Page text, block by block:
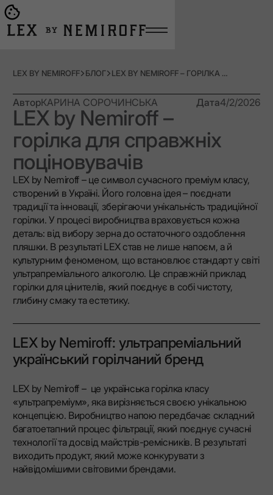
Go to main page
LEX BY NEMIROFF БЛОГ LEX BY NEMIROFF – ГОРІЛКА ДЛЯ СПРАВЖНІХ ПОЦІНОВУВАЧІВ
АвторКАРИНА СОРОЧИНСЬКА Дата4/2/2026
LEX by Nemiroff –
горілка для справжніх
поціновувачів
LEX by Nemiroff – це символ сучасного преміум класу,
створений в Україні. Його головна ідея – поєднати
традиції та інновації, зберігаючи унікальність традиційної
горілки. У процесі виробництва враховується кожна
деталь: від вибору зерна до остаточного оздоблення
пляшки. В результаті LEX став не лише напоєм, а й
культурним феноменом, що встановлює стандарт у світі
ультрапреміального алкоголю. Це справжній приклад
горілки для цінителів, який поєднує в собі чистоту,
глибину смаку та естетику.
LEX by Nemiroff: ультрапреміальний
український горілчаний бренд
LEX by Nemiroff – це українська горілка класу
«ультрапреміум», яка вирізняється своєю унікальною
концепцією. Виробництво напою передбачає складний
багатоетапний процес фільтрації, який поєднує сучасні
технології та досвід майстрів-ремісників. В результаті
виходить продукт, який може конкурувати з
найвідомішими світовими брендами.